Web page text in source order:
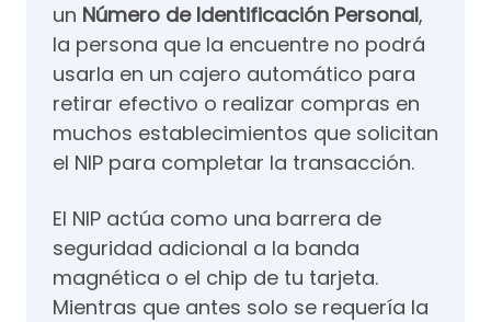
un Número de Identificación Personal,
la persona que la encuentre no podrá
usarla en un cajero automático para
retirar efectivo o realizar compras en
muchos establecimientos que solicitan
el NIP para completar la transacción.
El NIP actúa como una barrera de
seguridad adicional a la banda
magnética o el chip de tu tarjeta.
Mientras que antes solo se requería la